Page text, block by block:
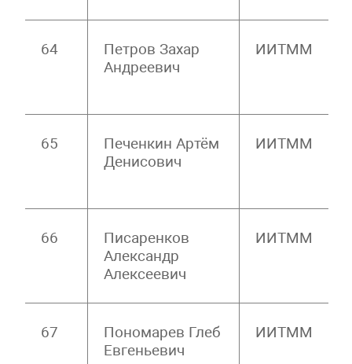
64
Петров Захар
Андреевич
ИИТММ
65
Печенкин Артём
Денисович
ИИТММ
66
Писаренков
Александр
Алексеевич
ИИТММ
67
Пономарев Глеб
Евгеньевич
ИИТММ